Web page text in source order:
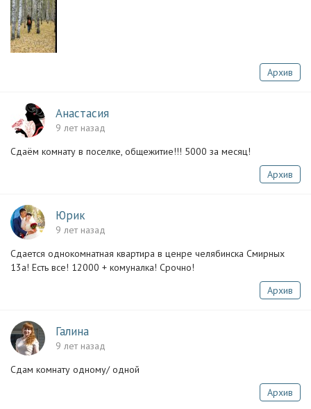
Архив
Анастасия
9 лет назад
Сдаём комнату в поселке, общежитие!!! 5000 за месяц!
Архив
Юрик
9 лет назад
Сдается однокомнатная квартира в ценре челябинска Смирных
13а! Есть все! 12000 + комуналка! Срочно!
Архив
Галина
9 лет назад
Сдам комнату одному/ одной
Архив